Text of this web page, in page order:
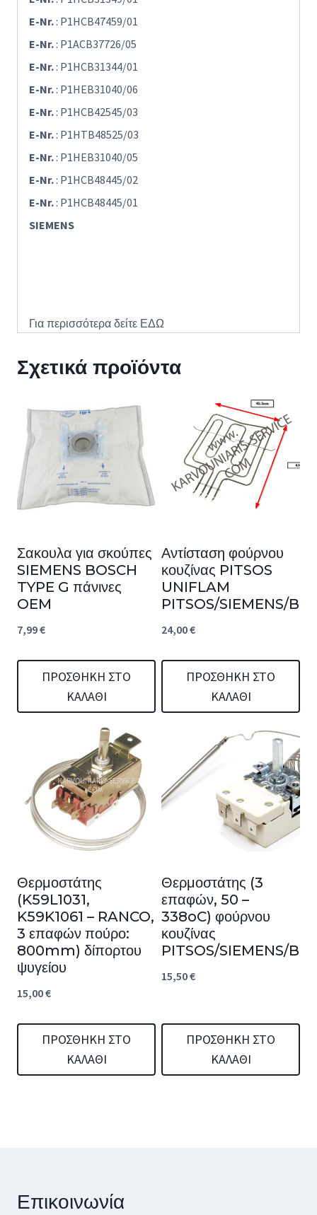
E-Nr.: P1HCB47459/01
E-Nr.: P1ACB37726/05
E-Nr.: P1HCB31344/01
E-Nr.: P1HEB31040/06
E-Nr.: P1HCB42545/03
E-Nr.: P1HTB48525/03
E-Nr.: P1HEB31040/05
E-Nr.: P1HCB48445/02
E-Nr.: P1HCB48445/01
SIEMENS
Για περισσότερα δείτε ΕΔΩ
Σχετικά προϊόντα
Σακουλα για σκούπες
SIEMENS BOSCH
TYPE G πάνινες
OEM
7,99€
ΠΡΟΣΘΉΚΗ ΣΤΟ
ΚΑΛΆΘΙ
Αντίσταση φούρνου
κουζίνας PITSOS
UNIFLAM
PITSOS/SIEMENS/
24,00€
ΠΡΟΣΘΉΚΗ ΣΤΟ
ΚΑΛΆΘΙ
Θερμοστάτης
(K59L1031,
K59K1061 – RANCO,
3 επαφών πούρο:
800mm) δίπορτου
ψυγείου
15,00€
ΠΡΟΣΘΉΚΗ ΣΤΟ
ΚΑΛΆΘΙ
Θερμοστάτης (3
επαφών, 50 –
338oC) φούρνου
κουζίνας
PITSOS/SIEMENS/
15,50€
ΠΡΟΣΘΉΚΗ ΣΤΟ
ΚΑΛΆΘΙ
Επικοινωνία